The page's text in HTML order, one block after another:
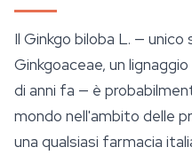
Il Ginkgo biloba L. —
Ginkgoaceae, un
di anni fa — è
mondo nell'ambito delle
una qualsiasi farmacia